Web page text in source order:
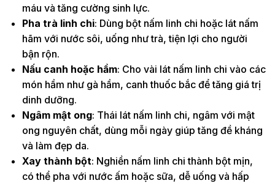
máu và tăng cường sinh lực.
Pha trà linh chi: Dùng bột nấm linh chi hoặc lát nấm
hãm với nước sôi, uống như trà, tiện lợi cho người
bận rộn.
Nấu canh hoặc hầm: Cho vài lát nấm linh chi vào các
món hầm như gà hầm, canh thuốc bắc để tăng giá trị
dinh dưỡng.
Ngâm mật ong: Thái lát nấm linh chi, ngâm với mật
ong nguyên chất, dùng mỗi ngày giúp tăng đề kháng
và làm đẹp da.
Xay thành bột: Nghiền nấm linh chi thành bột mịn,
có thể pha với nước ấm hoặc sữa, dễ uống và hấp